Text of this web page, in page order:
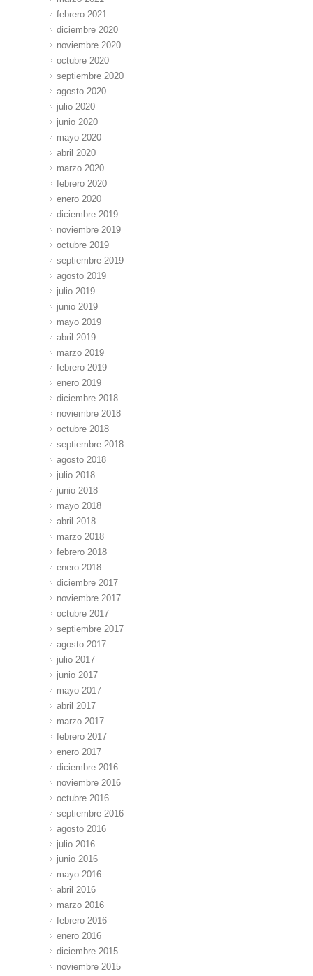
febrero 2021
diciembre 2020
noviembre 2020
octubre 2020
septiembre 2020
agosto 2020
julio 2020
junio 2020
mayo 2020
abril 2020
marzo 2020
febrero 2020
enero 2020
diciembre 2019
noviembre 2019
octubre 2019
septiembre 2019
agosto 2019
julio 2019
junio 2019
mayo 2019
abril 2019
marzo 2019
febrero 2019
enero 2019
diciembre 2018
noviembre 2018
octubre 2018
septiembre 2018
agosto 2018
julio 2018
junio 2018
mayo 2018
abril 2018
marzo 2018
febrero 2018
enero 2018
diciembre 2017
noviembre 2017
octubre 2017
septiembre 2017
agosto 2017
julio 2017
junio 2017
mayo 2017
abril 2017
marzo 2017
febrero 2017
enero 2017
diciembre 2016
noviembre 2016
octubre 2016
septiembre 2016
agosto 2016
julio 2016
junio 2016
mayo 2016
abril 2016
marzo 2016
febrero 2016
enero 2016
diciembre 2015
noviembre 2015